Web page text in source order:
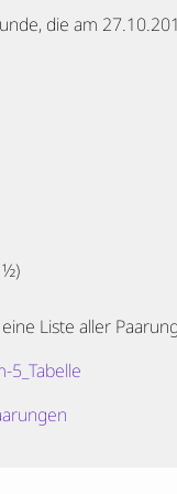
die am
Liste aller
5_Tabelle